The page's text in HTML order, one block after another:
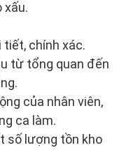
xấu.
tiết, chính xác.
từ tổng quan đến
của nhân viên,
ca làm.
số lượng tồn kho